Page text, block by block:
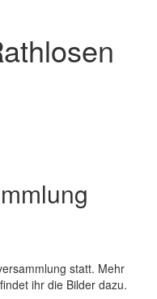
statt. Mehr
ihr die Bilder dazu.